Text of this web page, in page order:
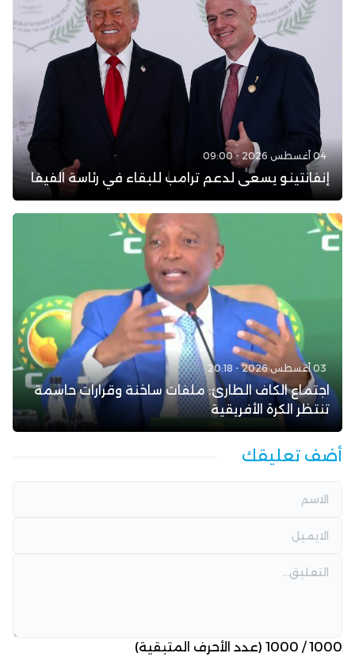
04 أغسطس 2026 - 09:00
إنفانتينو يسعى لدعم ترامب للبقاء في رئاسة الفيفا
03 أغسطس 2026 - 20:18
اجتماع الكاف الطارئ: ملفات ساخنة وقرارات حاسمة
تنتظر الكرة الأفريقية
أضف تعليقك
1000
/
1000 (عدد الأحرف المتبقية)